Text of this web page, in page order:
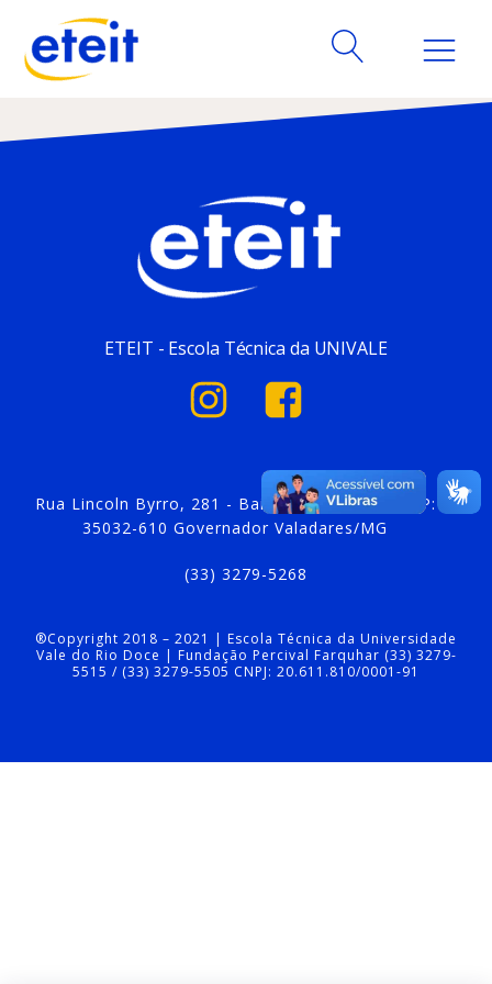
ETEIT - Escola Técnica da UNIVALE
Rua Lincoln Byrro, 281 - Bairro Vila Bretas - CEP:
35032-610 Governador Valadares/MG
(33) 3279-5268
®Copyright 2018 – 2021 | Escola Técnica da Universidade
Vale do Rio Doce | Fundação Percival Farquhar (33) 3279-
5515 / (33) 3279-5505 CNPJ: 20.611.810/0001-91